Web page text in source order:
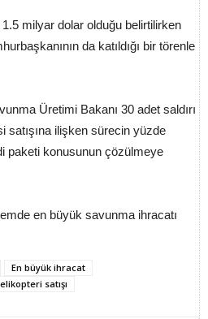
milyar dolar olduğu belirtilirken
da katıldığı bir törenle
Üretimi Bakanı 30 adet saldırı
satışına ilişken sürecin yüzde
paketi konusunun çözülmeye
en büyük savunma ihracatı
En büyük ihracat
satışı